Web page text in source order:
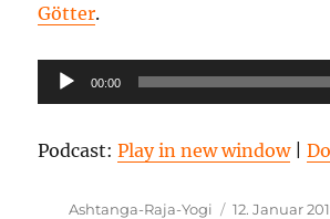
Götter.
Audio-
Player
00:00
Podcast:Play in new window|
Autor
Ashtanga-Raja-Yogi
Veröffentlicht
12. Januar